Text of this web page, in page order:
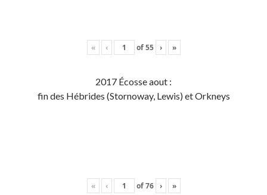
« ‹ of55 › »
2017 Écosse aout :
fin des Hébrides (Stornoway, Lewis) et Orkneys
« ‹ of76 › »